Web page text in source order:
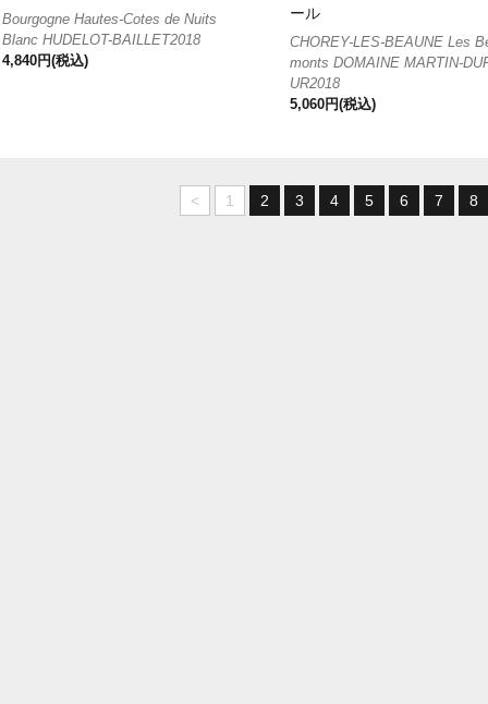
Bourgogne Hautes-Cotes de Nuits
Blanc HUDELOT-BAILLET2018
4,840円(税込)
ール
CHOREY-LES-BEAUNE Les
monts DOMAINE MARTIN-
UR2018
5,060円(税込)
< 1 2 3 4 5 6 7 8